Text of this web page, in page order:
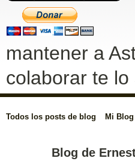
mantener a
colaborar te
Todos los posts de blog Mi Blog
Blog de